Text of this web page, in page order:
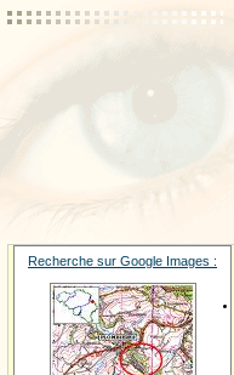
Recherche sur Google Images :